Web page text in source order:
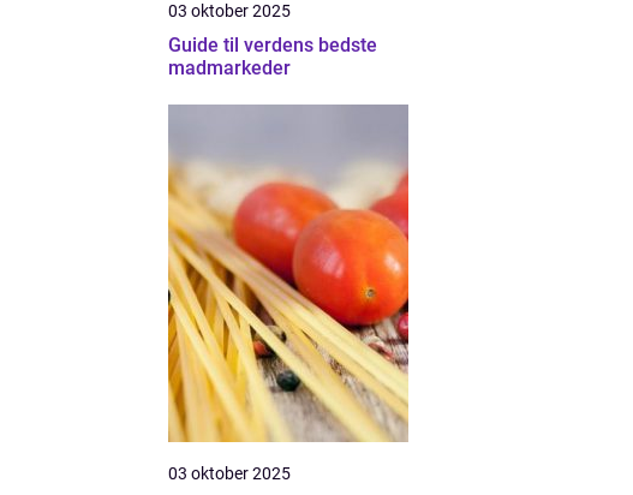
03 oktober 2025
Guide til verdens bedste
madmarkeder
03 oktober 2025